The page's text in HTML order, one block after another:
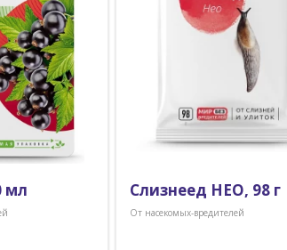
мл Слизнеед НЕО, 98 г
От насекомых-вредителей